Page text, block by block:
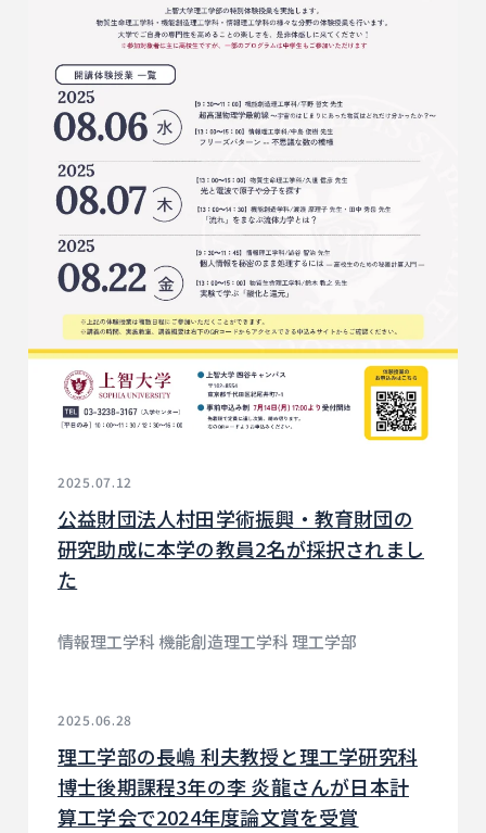
2025.07.12
公益財団法人村田学術振興・教育財団の
研究助成に本学の教員2名が採択されまし
た
情報理工学科 機能創造理工学科 理工学部
2025.06.28
理工学部の長嶋 利夫教授と理工学研究科
博士後期課程3年の李 炎龍さんが日本計
算工学会で2024年度論文賞を受賞